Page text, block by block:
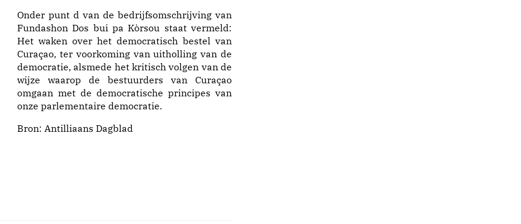
Onder punt d van de bedrijfsomschrijving van
Fundashon Dos bui pa Kòrsou staat vermeld:
Het waken over het democratisch bestel van
Curaçao, ter voorkoming van uitholling van de
democratie, alsmede het kritisch volgen van de
wijze waarop de bestuurders van Curaçao
omgaan met de democratische principes van
onze parlementaire democratie.
Bron: Antilliaans Dagblad